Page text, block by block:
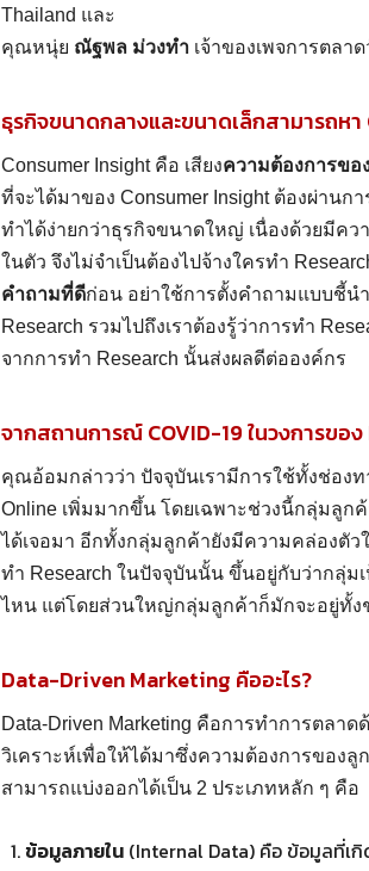
Thailand และ
คุณหนุ่ย ณัฐพล ม่วงทำ เจ้าของเพจการตลา
ธุรกิจขนาดกลางและขนาดเล็กสามารถห
Consumer Insight คือ เสียงความต้องการขอ
ที่จะได้มาของ Consumer Insight ต้องผ่าน
ทำได้ง่ายกว่าธุรกิจขนาดใหญ่ เนื่องด้วยมีคว
ในตัว จึงไม่จำเป็นต้องไปจ้างใครทำ
คำถามที่ดีก่อน อย่าใช้การตั้งคำถามแบบชี้น
Research รวมไปถึงเราต้องรู้ว่าการทำ
จากการทำ Research นั้นส่งผลดีต่อองค์กร
จากสถานการณ์ COVID-19 ในวงการขอ
คุณอ้อมกล่าวว่า ปัจจุบันเรามีการใช้ทั้งช่องท
Online เพิ่มมากขึ้น โดยเฉพาะช่วงนี้กลุ่มลูก
ได้เจอมา อีกทั้งกลุ่มลูกค้ายังมีความคล่องตัว
ทำ Research ในปัจจุบันนั้น ขึ้นอยู่กับว่ากลุ่ม
ไหน แต่โดยส่วนใหญ่กลุ่มลูกค้าก็มักจะอยู่ทั้ง
Data-Driven Marketing คืออะไร?
Data-Driven Marketing คือการทำการตลา
วิเคราะห์เพื่อให้ได้มาซึ่งความต้องการของ
สามารถแบ่งออกได้เป็น 2 ประเภทหลัก ๆ คือ
ข้อมูลภายใน (Internal Data) คือ ข้อมูลที่เ